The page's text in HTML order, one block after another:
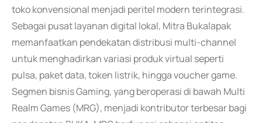
toko konvensional menjadi peritel modern terintegrasi.
Sebagai pusat layanan digital lokal, Mitra Bukalapak
memanfaatkan pendekatan distribusi multi-channel
untuk menghadirkan variasi produk virtual seperti
pulsa, paket data, token listrik, hingga voucher game.
Segmen bisnis Gaming, yang beroperasi di bawah Multi
Realm Games (MRG), menjadi kontributor terbesar bagi